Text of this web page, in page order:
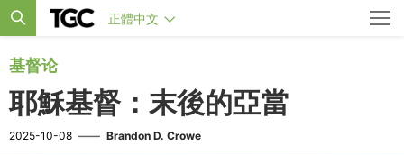
正體中文
基督论
耶穌基督：末後的亞當
2025-10-08 —— Brandon D. Crowe